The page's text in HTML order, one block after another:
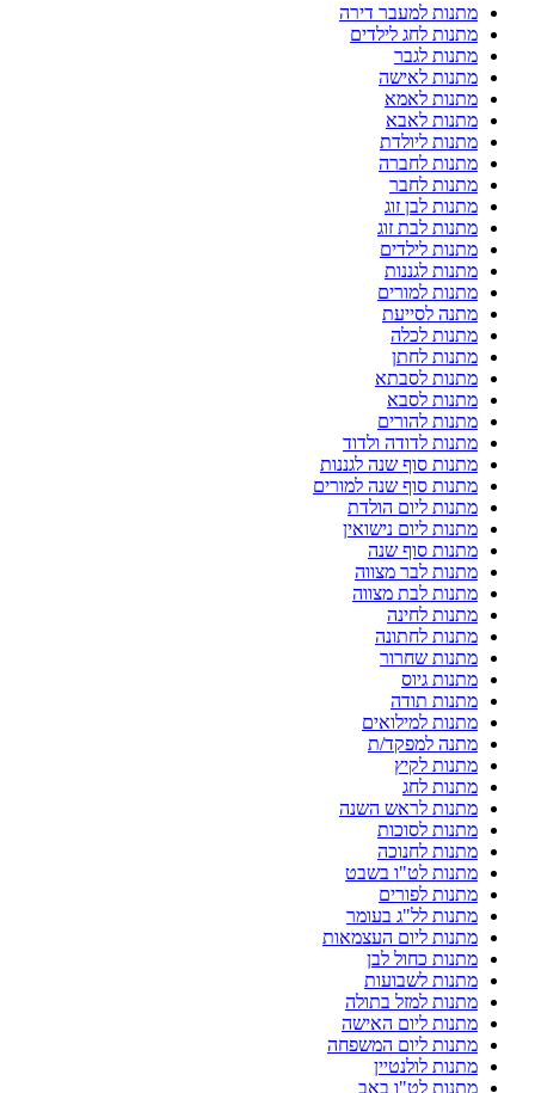
מתנות למעבר דירה
מתנות לחג לילדים
מתנות לגבר
מתנות לאישה
מתנות לאמא
מתנות לאבא
מתנות ליולדת
מתנות לחברה
מתנות לחבר
מתנות לבן זוג
מתנות לבת זוג
מתנות לילדים
מתנות לגננות
מתנות למורים
מתנה לסייעת
מתנות לכלה
מתנות לחתן
מתנות לסבתא
מתנות לסבא
מתנות להורים
מתנות לדודה ולדוד
מתנות סוף שנה לגננות
מתנות סוף שנה למורים
מתנות ליום הולדת
מתנות ליום נישואין
מתנות סוף שנה
מתנות לבר מצווה
מתנות לבת מצווה
מתנות לחינה
מתנות לחתונה
מתנות שחרור
מתנות גיוס
מתנות תודה
מתנות למילואים
מתנה למפקד/ת
מתנות לקיץ
מתנות לחג
מתנות לראש השנה
מתנות לסוכות
מתנות לחנוכה
מתנות לט"ו בשבט
מתנות לפורים
מתנות לל"ג בעומר
מתנות ליום העצמאות
מתנות כחול לבן
מתנות לשבועות
מתנות למזל בתולה
מתנות ליום האישה
מתנות ליום המשפחה
מתנות לולנטיין
מתנות לט"ו באב